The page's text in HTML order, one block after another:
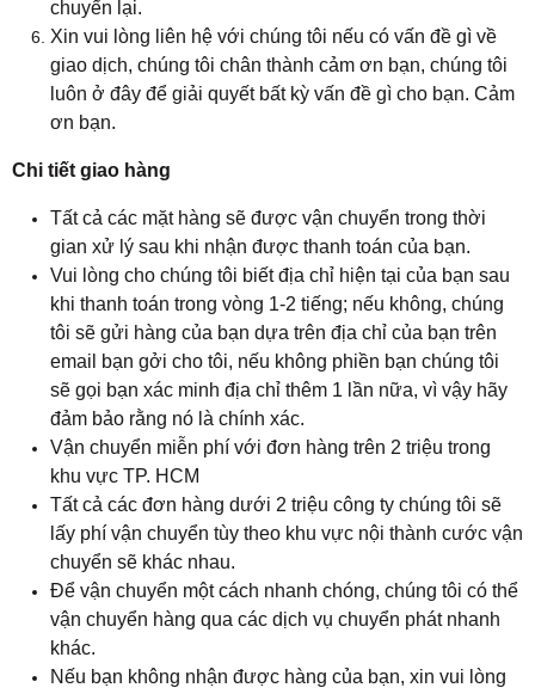
chuyển lại.
Xin vui lòng liên hệ với chúng tôi nếu có vấn đề gì về
giao dịch, chúng tôi chân thành cảm ơn bạn, chúng tôi
luôn ở đây để giải quyết bất kỳ vấn đề gì cho bạn. Cảm
ơn bạn.
Chi tiết giao hàng
Tất cả các mặt hàng sẽ được vận chuyển trong thời
gian xử lý sau khi nhận được thanh toán của bạn.
Vui lòng cho chúng tôi biết địa chỉ hiện tại của bạn sau
khi thanh toán trong vòng 1-2 tiếng; nếu không, chúng
tôi sẽ gửi hàng của bạn dựa trên địa chỉ của bạn trên
email bạn gởi cho tôi, nếu không phiền bạn chúng tôi
sẽ gọi bạn xác minh địa chỉ thêm 1 lần nữa, vì vậy hãy
đảm bảo rằng nó là chính xác.
Vận chuyển miễn phí với đơn hàng trên 2 triệu trong
khu vực TP. HCM
Tất cả các đơn hàng dưới 2 triệu công ty chúng tôi sẽ
lấy phí vận chuyển tùy theo khu vực nội thành cước vận
chuyển sẽ khác nhau.
Để vận chuyển một cách nhanh chóng, chúng tôi có thể
vận chuyển hàng qua các dịch vụ chuyển phát nhanh
khác.
Nếu bạn không nhận được hàng của bạn, xin vui lòng